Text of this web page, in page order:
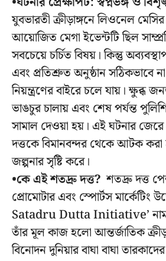
যুবভারতী ক্রীড়াঙ্গনে লিওনেল
আয়োজিত মেগা ইভেন্টটি ছিল
সবচেয়ে চর্চিত বিষয়। কিন্তু
এবং প্রতিশ্রুত অনুষ্ঠান সঠিকভাবে
নিয়ন্ত্রণের বাইরে চলে যায়। ক্ষুব্ধ
ভাঙচুর চালায় এবং শেষ পর্যন্ত
সামাল দেওয়া হয়। এই ঘটনার
দত্তকে বিমানবন্দর থেকে আটক
জল্পনার সৃষ্টি করে।
•কে এই শতদ্রু দত্ত?শতদ্রু দত্ত
প্রোমোটার এবং স্পোর্টস মার্কেটিং
Satadru Dutta Initiative’ নামক
তাঁর মূল কাজ হলো আন্তর্জাতিক
বিনোদন দুনিয়ার বাঘা বাঘা